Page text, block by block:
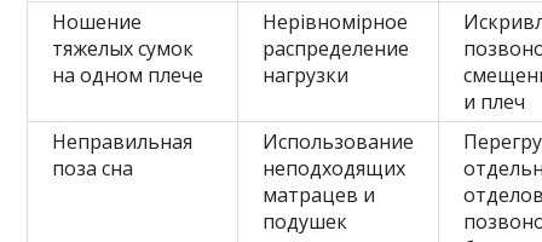
Ношение
тяжелых сумок
на одном плече
Нерівномірное
распределение
нагрузки
и плеч
Неправильная
поза сна
Использование
неподходящих
матрацев и
подушек